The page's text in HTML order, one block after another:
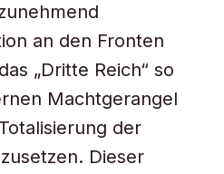
an den Fronten
„Dritte Reich“ so
Machtgerangel
der
Dieser